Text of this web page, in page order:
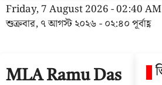
Friday, 7 August 2026 - 02:40 AM
শুক্রবার, ৭ আগস্ট ২০২৬ - ০২:৪০ পূর্বাহ্ণ
MLA Ramu Das